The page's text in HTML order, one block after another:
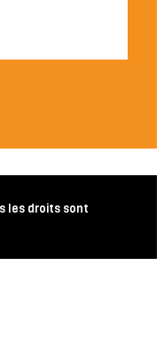
les droits sont